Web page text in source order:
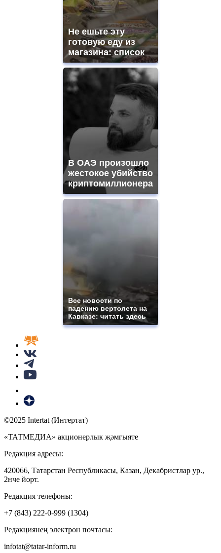
Не ешьте эту
готовую еду из
магазина: список
В ОАЭ произошло
жестокое убийство
криптомиллионера
Все новости по
падению вертолета на
Кавказе: читать здесь
©2025 Intertat (Интертат)
«ТАТМЕДИА» акционерлык җәмгыяте
Редакция адресы:
420066, Татарстан Республикасы, Казан, Декабристлар ур.,
2нче йорт.
Редакция телефоны:
+7 (843) 222-0-999 (1304)
Редакциянең электрон почтасы:
infotat@tatar-inform.ru